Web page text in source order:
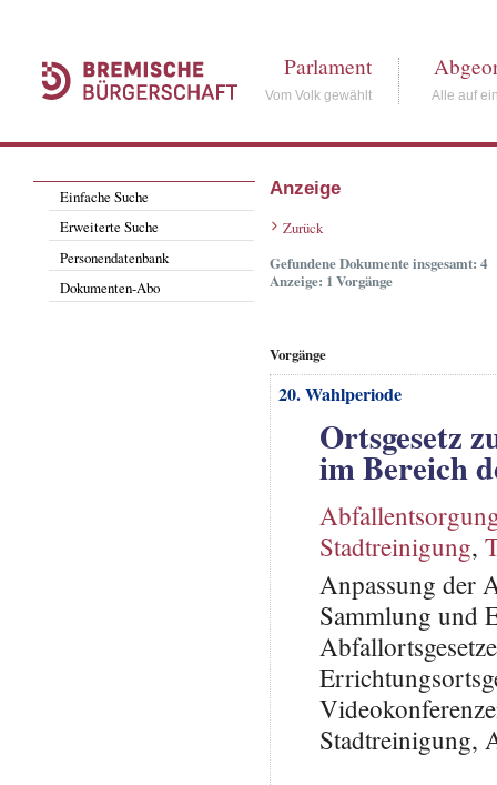
Parlament
Vom Volk gewählt Alle auf
Einfache Suche
Erweiterte Suche
Personendatenbank
Dokumenten-Abo
Anzeige
Zurück
Gefundene Dokumente insgesamt: 4
Anzeige: 1 Vorgänge
Vorgänge
20. Wahlperiode
Ortsgesetz
im Bereich
Stadtreinigung,
Anpassung der
Sammlung und
Stadtreinigung,